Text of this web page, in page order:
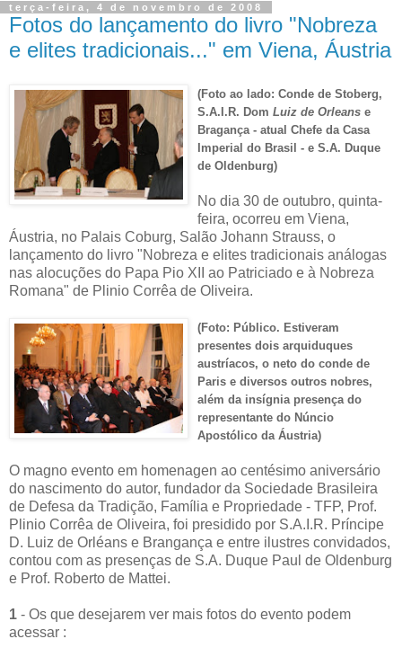
terça-feira, 4 de novembro de 2008
Fotos do lançamento do livro "Nobreza
e elites tradicionais..." em Viena, Áustria
(Foto ao lado: Conde de Stoberg,
S.A.I.R. Dom Luiz de Orleans e
Bragança - atual Chefe da Casa
Imperial do Brasil - e S.A. Duque
de Oldenburg)
No dia 30 de outubro, quinta-
feira, ocorreu em Viena,
Áustria, no Palais Coburg, Salão Johann Strauss, o
lançamento do livro "Nobreza e elites tradicionais análogas
nas alocuções do Papa Pio XII ao Patriciado e à Nobreza
Romana" de Plinio Corrêa de Oliveira.
(Foto: Público. Estiveram
presentes dois arquiduques
austríacos, o neto do conde de
Paris e diversos outros nobres,
além da insígnia presença do
representante do Núncio
Apostólico da Áustria)
O magno evento em homenagen ao centésimo aniversário
do nascimento do autor, fundador da Sociedade Brasileira
de Defesa da Tradição, Família e Propriedade - TFP, Prof.
Plinio Corrêa de Oliveira, foi presidido por S.A.I.R. Príncipe
D. Luiz de Orléans e Brangança e entre ilustres convidados,
contou com as presenças de S.A. Duque Paul de Oldenburg
e Prof. Roberto de Mattei.
1 - Os que desejarem ver mais fotos do evento podem
acessar :